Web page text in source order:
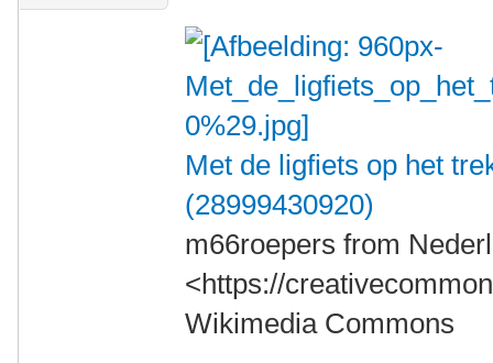
Met de ligfiets op het
(28999430920)
m66roepers from
<https://
Wikimedia Commons